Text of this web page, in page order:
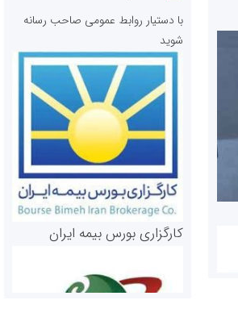
با دستیار روابط عمومی صاحب رسانه
شوید
کارگزاری بورس بیمه ایران